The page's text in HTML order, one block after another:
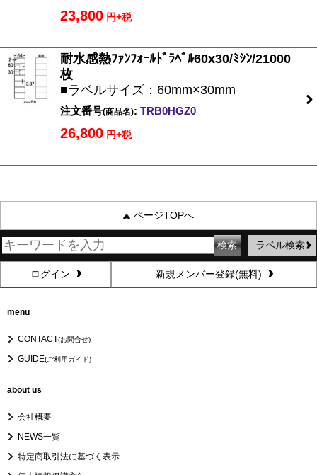
23,800 円+税
耐水感熱ﾌｧﾝﾌｫｰﾙﾄﾞﾗﾍﾞﾙ60x30/ﾐｼﾝ/21000
枚
■ラベルサイズ：60mm×30mm
注文番号(商品名): TRB0HGZ0
26,800 円+税
ページTOPへ
ラベル検索
ログイン 新規メンバー登録(無料)
menu
CONTACT(お問合せ)
GUIDE(ご利用ガイド)
about us
会社概要
NEWS一覧
特定商取引法に基づく表示